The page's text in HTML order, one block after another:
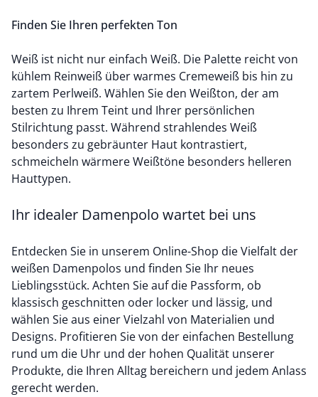
Finden Sie Ihren perfekten Ton
Weiß ist nicht nur einfach Weiß. Die Palette reicht von
kühlem Reinweiß über warmes Cremeweiß bis hin zu
zartem Perlweiß. Wählen Sie den Weißton, der am
besten zu Ihrem Teint und Ihrer persönlichen
Stilrichtung passt. Während strahlendes Weiß
besonders zu gebräunter Haut kontrastiert,
schmeicheln wärmere Weißtöne besonders helleren
Hauttypen.
Ihr idealer Damenpolo wartet bei uns
Entdecken Sie in unserem Online-Shop die Vielfalt der
weißen Damenpolos und finden Sie Ihr neues
Lieblingsstück. Achten Sie auf die Passform, ob
klassisch geschnitten oder locker und lässig, und
wählen Sie aus einer Vielzahl von Materialien und
Designs. Profitieren Sie von der einfachen Bestellung
rund um die Uhr und der hohen Qualität unserer
Produkte, die Ihren Alltag bereichern und jedem Anlass
gerecht werden.